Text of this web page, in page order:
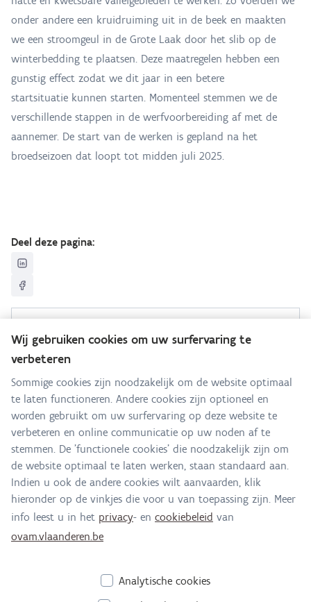
onder andere een kruidruiming uit in de beek en maakten
we een stroomgeul in de Grote Laak door het slib op de
winterbedding te plaatsen. Deze maatregelen hebben een
gunstig effect zodat we dit jaar in een betere
startsituatie kunnen starten. Momenteel stemmen we de
verschillende stappen in de werfvoorbereiding af met de
aannemer. De start van de werken is gepland na het
broedseizoen dat loopt tot midden juli 2025.
Deel deze pagina:
Sanering Grote Laak
Alle contactgegevens
Adres
Stationsstraat 110
2800 Mechelen
Route en bereikbaarheid
E-mail
laak@ovam.be
Wij gebruiken cookies om uw surfervaring te
verbeteren
Sommige cookies zijn noodzakelijk om de website optimaal
te laten functioneren. Andere cookies zijn optioneel en
worden gebruikt om uw surfervaring op deze website te
verbeteren en online communicatie op uw noden af te
stemmen. De 'functionele cookies' die noodzakelijk zijn om
de website optimaal te laten werken, staan standaard aan.
Indien u ook de andere cookies wilt aanvaarden, klik
hieronder op de vinkjes die voor u van toepassing zijn. Meer
info leest u in het privacy- en cookiebeleid van
ovam.vlaanderen.be
Analytische cookies